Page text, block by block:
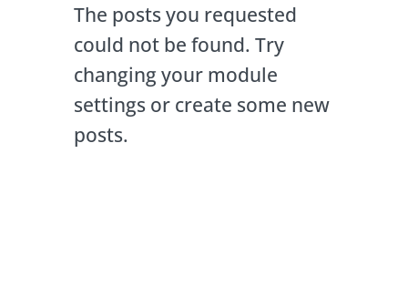
The posts you requested
could not be found. Try
changing your module
settings or create some new
posts.